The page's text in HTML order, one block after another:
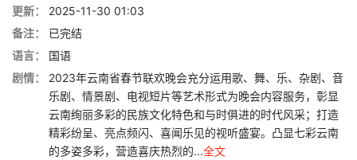
更新：
2025-11-30 01:03
备注：
已完结
语言：
国语
剧情：
2023年云南省春节联欢晚会充分运用歌、舞、乐、杂剧、音
乐剧、情景剧、电视短片等艺术形式为晚会内容服务，彰显
云南绚丽多彩的民族文化特色和与时俱进的时代风采；打造
精彩纷呈、亮点频闪、喜闻乐见的视听盛宴。凸显七彩云南
的多姿多彩，营造喜庆热烈的...全文